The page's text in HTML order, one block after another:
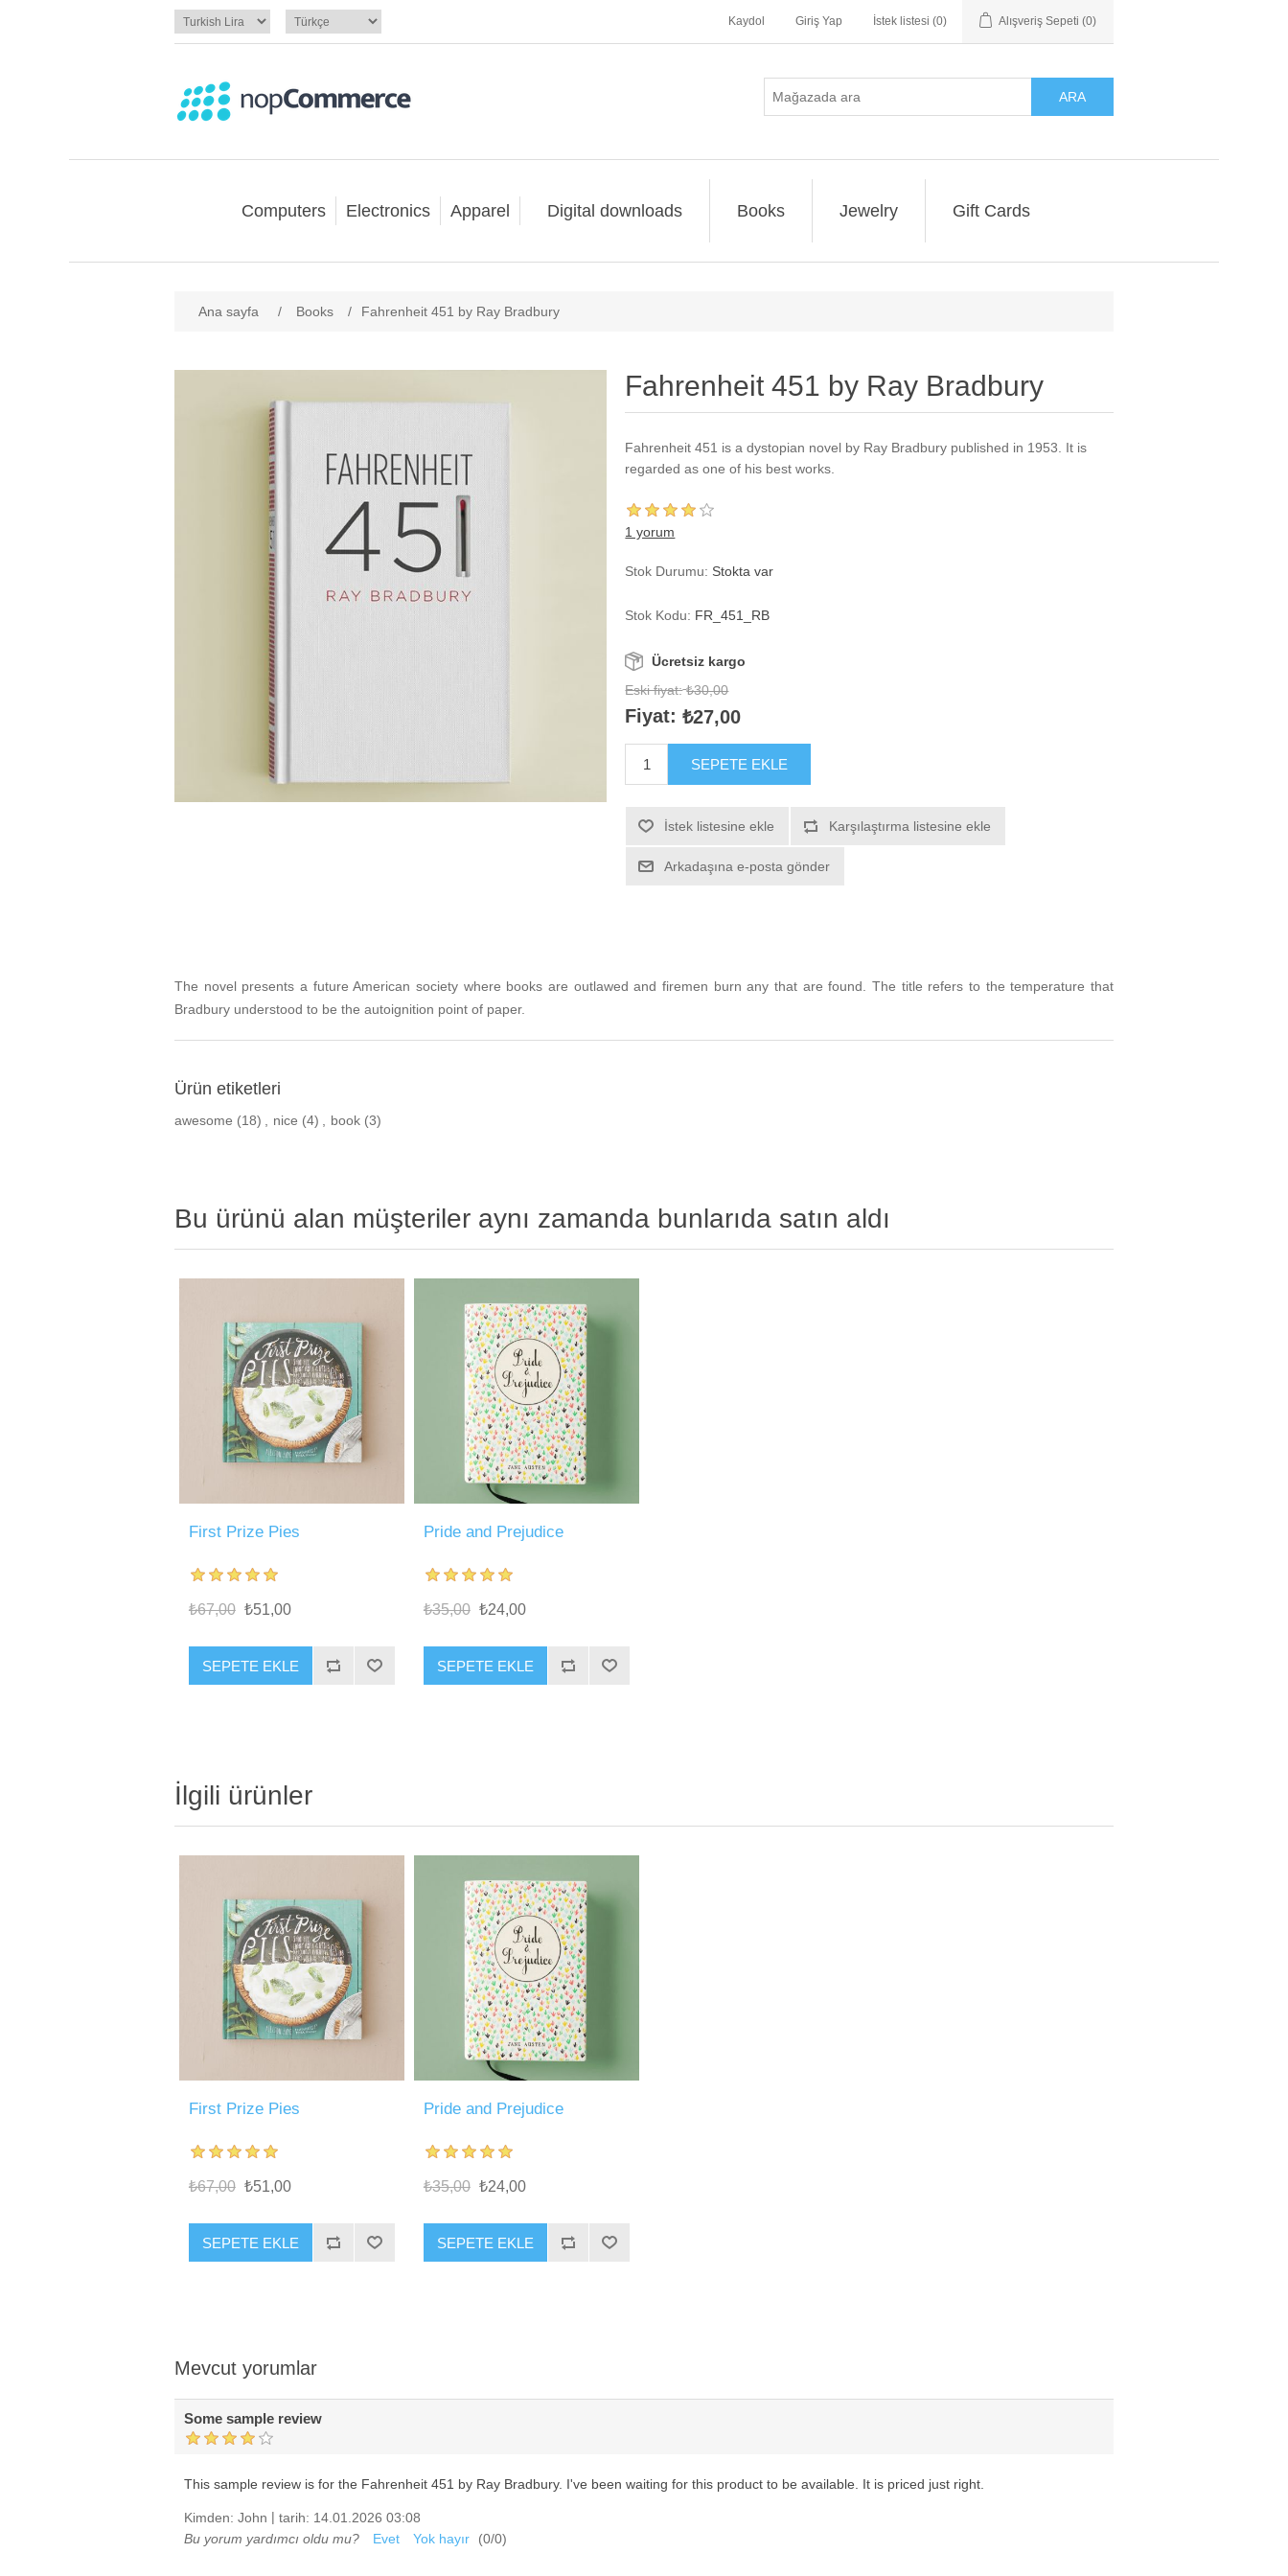
Kaydol Giriş Yap İstek listesi (0) Alışveriş Sepeti (0)
ARA
Computers Electronics Apparel Digital downloads Books Jewelry Gift Cards
Ana sayfa / Books / Fahrenheit 451 by Ray Bradbury
Fahrenheit 451 by Ray Bradbury
Fahrenheit 451 is a dystopian novel by Ray Bradbury published in 1953. It is
regarded as one of his best works.
1 yorum
Stok Durumu: Stokta var
Stok Kodu: FR_451_RB
Ücretsiz kargo
Eski fiyat: ₺30,00
Fiyat: ₺27,00
SEPETE EKLE
İstek listesine ekle Karşılaştırma listesine ekle
Arkadaşına e-posta gönder
The novel presents a future American society where books are outlawed and firemen burn any that are found. The title refers to the temperature that
Bradbury understood to be the autoignition point of paper.
Ürün etiketleri
awesome (18) nice (4) book (3)
Bu ürünü alan müşteriler aynı zamanda bunlarıda satın aldı
First Prize Pies
₺67,00 ₺51,00
SEPETE EKLE
Pride and Prejudice
₺35,00 ₺24,00
SEPETE EKLE
İlgili ürünler
First Prize Pies
₺67,00 ₺51,00
SEPETE EKLE
Pride and Prejudice
₺35,00 ₺24,00
SEPETE EKLE
Mevcut yorumlar
Some sample review
This sample review is for the Fahrenheit 451 by Ray Bradbury. I've been waiting for this product to be available. It is priced just right.
Kimden: John | tarih: 14.01.2026 03:08
Bu yorum yardımcı oldu mu?
Evet Yok hayır (0/0)